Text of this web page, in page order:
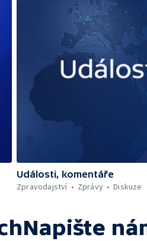
Události, komentáře
Zpravodajství
Zprávy Diskuze
Napište